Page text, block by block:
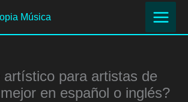
Música
artístico para artistas de
en español o inglés?